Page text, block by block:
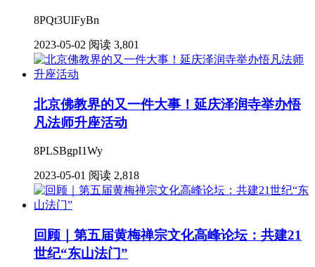
8PQt3UlFyBn
2023-05-02 阅读 3,801
北京佛教界的又一件大事！延庆泽润寺举办悟
凡法师升座活动
8PLSBgpI1Wy
2023-05-01 阅读 2,818
回顾｜第五届黄梅禅宗文化高峰论坛：共建21
世纪“东山法门”